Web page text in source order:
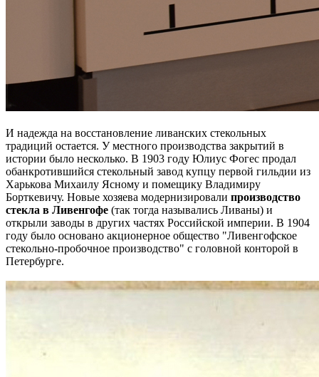
И надежда на восстановление ливанских стекольных
традиций остается. У местного производства закрытий в
истории было несколько. В 1903 году Юлиус Фогес продал
обанкротившийся стекольный завод купцу первой гильдии из
Харькова Михаилу Ясному и помещику Владимиру
Борткевичу. Новые хозяева модернизировали производство
стекла в Ливенгофе (так тогда назывались Ливаны) и
открыли заводы в других частях Российской империи. В 1904
году было основано акционерное общество "Ливенгофское
стекольно-пробочное производство" с головной конторой в
Петербурге.